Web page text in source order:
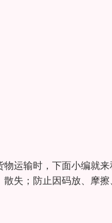
运输时，下面小编就
失；防止因码放、摩